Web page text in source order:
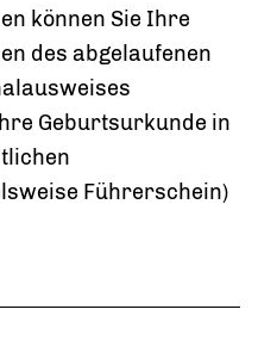
können Sie Ihre
des abgelaufenen
Geburtsurkunde in
Führerschein)